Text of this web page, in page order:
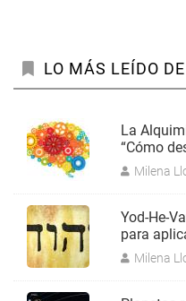
LO MÁS LEÍDO
La
“Cómo
Milena
Yod-He-
para
Milena